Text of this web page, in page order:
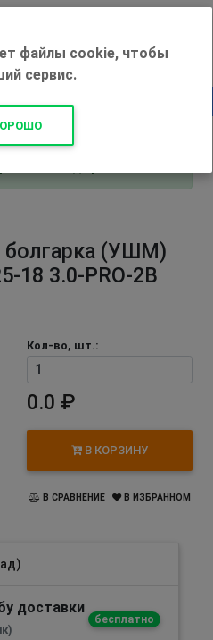
₽
магазин работает по
болгарка (УШМ)
18 3.0-PRO-2B
Кол-во, шт.:
0.0 ₽
В КОРЗИНУ
В СРАВНЕНИЕ В ИЗБРАННОМ
доставки
бесплатно
файлы cookie, чтобы
сервис.